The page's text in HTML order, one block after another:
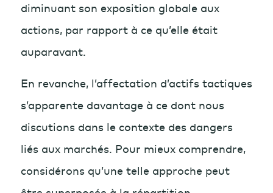
diminuant son exposition globale aux
actions, par rapport à ce qu’elle était
auparavant.
En revanche, l’affectation d’actifs tactiques
s’apparente davantage à ce dont nous
discutions dans le contexte des dangers
liés aux marchés. Pour mieux comprendre,
considérons qu’une telle approche peut